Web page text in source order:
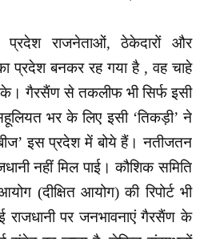
राजनेताओं, ठेकेदारों और
प्रदेश बनकर रह गया है , वह चाहे
के। गैरसैंण से तकलीफ भी सिर्फ इसी
भर के लिए इसी ‘तिकड़ी’ ने
इस प्रदेश में बोये हैं। नतीजतन
नहीं मिल पाई। कौशिक समिति
(दीक्षित आयोग) की रिपोर्ट भी
पर जनभावनाएं गैरसैंण के